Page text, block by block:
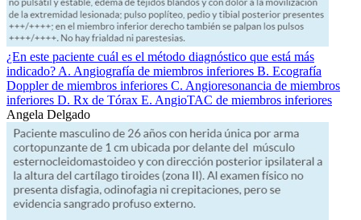
¿En este paciente cuál es el método diagnóstico que está más
indicado? A. Angiografía de miembros inferiores B. Ecografía
Doppler de miembros inferiores C. Angioresonancia de miembros
inferiores D. Rx de Tórax E. AngioTAC de miembros inferiores
Angela Delgado